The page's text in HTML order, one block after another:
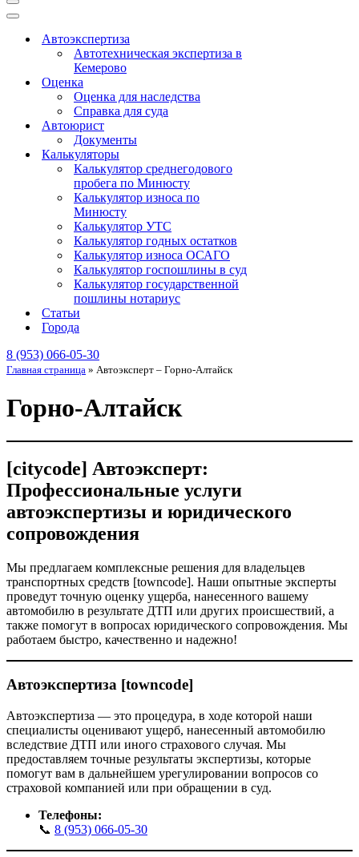
Меню
навигации
Меню
навигацииАвтоэкспертиза
Автотехническая экспертиза в
Кемерово
Оценка
Оценка для наследства
Справка для суда
Автоюрист
Документы
Калькуляторы
Калькулятор среднегодового
пробега по Минюсту
Калькулятор износа по
Минюсту
Калькулятор УТС
Калькулятор годных остатков
Калькулятор износа ОСАГО
Калькулятор госпошлины в суд
Калькулятор государственной
пошлины нотариус
Статьи
Города
8 (953) 066-05-30
Главная страница » Автоэксперт – Горно-Алтайск
Горно-Алтайск
[citycode] Автоэксперт:
Профессиональные услуги
автоэкспертизы и юридического
сопровождения
Мы предлагаем комплексные решения для владельцев
транспортных средств [towncode]. Наши опытные эксперты
проведут точную оценку ущерба, нанесенного вашему
автомобилю в результате ДТП или других происшествий, а
также помогут в вопросах юридического сопровождения. Мы
работаем быстро, качественно и надежно!
Автоэкспертиза [towncode]
Автоэкспертиза — это процедура, в ходе которой наши
специалисты оценивают ущерб, нанесенный автомобилю
вследствие ДТП или иного страхового случая. Мы
предоставляем точные результаты экспертизы, которые
помогут вам в дальнейшем урегулировании вопросов со
страховой компанией или при обращении в суд.
Телефоны:
📞 8 (953) 066-05-30